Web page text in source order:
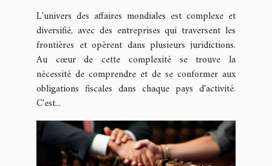
internationales
L'univers des affaires mondiales est complexe et
diversifié, avec des entreprises qui traversent les
frontières et opèrent dans plusieurs juridictions.
Au cœur de cette complexité se trouve la
nécessité de comprendre et de se conformer aux
obligations fiscales dans chaque pays d'activité.
C'est...